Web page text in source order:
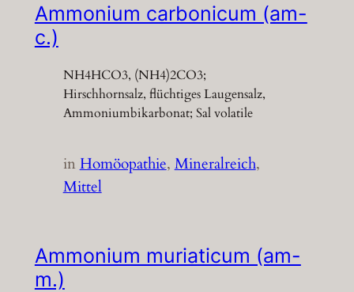
Ammonium carbonicum (am-
c.)
NH4HCO3, (NH4)2CO3;
Hirschhornsalz, flüchtiges Laugensalz,
Ammoniumbikarbonat; Sal volatile
inHomöopathie, Mineralreich
Mittel
Ammonium muriaticum (am-
m.)